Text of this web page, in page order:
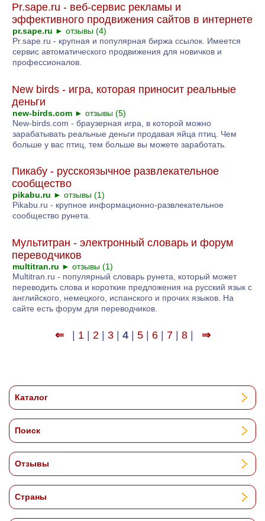
Pr.sape.ru - веб-сервис рекламы и
эффективного продвижения сайтов в интернете
pr.sape.ru ► отзывы (4)
Pr.sape.ru - крупная и популярная биржа ссылок. Имеется
сервис автоматического продвижения для новичков и
профессионалов.
New birds - игра, которая приносит реальные
деньги
new-birds.com ► отзывы (5)
New-birds.com - браузерная игра, в которой можно
зарабатывать реальные деньги продавая яйца птиц. Чем
больше у вас птиц, тем больше вы можете заработать.
Пикабу - русскоязычное развлекательное
сообщество
pikabu.ru ► отзывы (1)
Pikabu.ru - крупное информационно-развлекательное
сообщество рунета.
Мультитран - электронный словарь и форум
переводчиков
multitran.ru ► отзывы (1)
Multitran.ru - популярный словарь рунета, который может
переводить слова и короткие предложения на русский язык с
английского, немецкого, испанского и прочих языков. На
сайте есть форум для переводчиков.
⇐ 1| 2| 3| 4| 5| 6| 7| 8| ⇒
Каталог
Поиск
Отзывы
Страны